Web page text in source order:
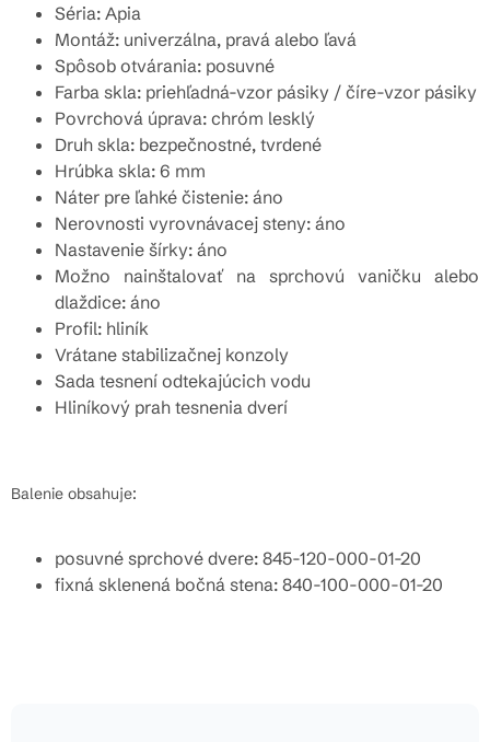
Séria: Apia
Montáž: univerzálna, pravá alebo ľavá
Spôsob otvárania: posuvné
Farba skla: priehľadná-vzor pásiky / číre-vzor pásiky
Povrchová úprava: chróm lesklý
Druh skla: bezpečnostné, tvrdené
Hrúbka skla: 6 mm
Náter pre ľahké čistenie: áno
Nerovnosti vyrovnávacej steny: áno
Nastavenie šírky: áno
Možno nainštalovať na sprchovú vaničku alebo
dlaždice: áno
Profil: hliník
Vrátane stabilizačnej konzoly
Sada tesnení odtekajúcich vodu
Hliníkový prah tesnenia dverí
Balenie obsahuje:
posuvné sprchové dvere: 845-120-000-01-20
fixná sklenená bočná stena: 840-100-000-01-20